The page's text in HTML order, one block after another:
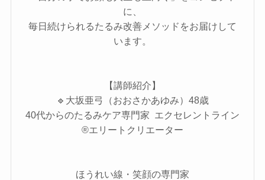
に、
毎日続けられるたるみ改善メソッドをお届けして
います。
【講師紹介】
🔹大坂亜弓（おおさかあゆみ）48歳
40代からのたるみケア専門家 エクセレントライン
®エリートクリエーター
ほうれい線・笑顔の専門家